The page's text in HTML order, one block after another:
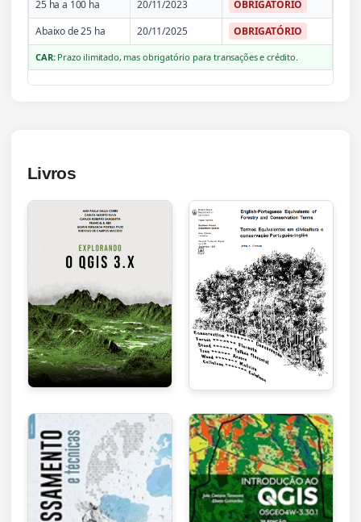
25 ha a 100 ha 20/11/2023
OBRIGATÓRIO
Abaixo de 25 ha
20/11/2025 OBRIGATÓRIO
CAR:Prazo ilimitado, mas obrigatório para transações e crédito.
Livros